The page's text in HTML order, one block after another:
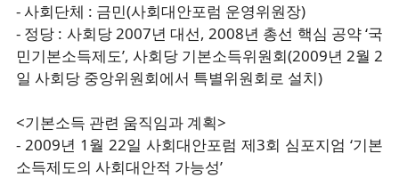
- 사회단체 : 금민(사회대안포럼 운영위원장)
- 정당 : 사회당 2007년 대선, 2008년 총선 핵심 공약 ‘국
민기본소득제도’, 사회당 기본소득위원회(2009년 2월 2
일 사회당 중앙위원회에서 특별위원회로 설치)
<기본소득 관련 움직임과 계획>
- 2009년 1월 22일 사회대안포럼 제3회 심포지엄 ‘기본
소득제도의 사회대안적 가능성’